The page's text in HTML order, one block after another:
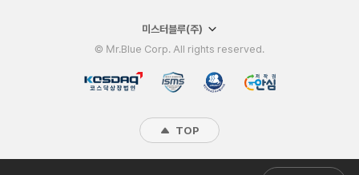
미스터블루(주)
© Mr.Blue Corp. All rights reserved.
TOP